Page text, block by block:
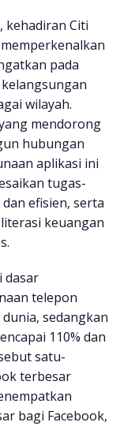
kehadiran Citi
pada
wilayah.
mendorong
hubungan
aplikasi ini
tugas-
efisien, serta
keuangan
dasar
telepon
sedangkan
110% dan
satu-
terbesar
bagi Facebook,